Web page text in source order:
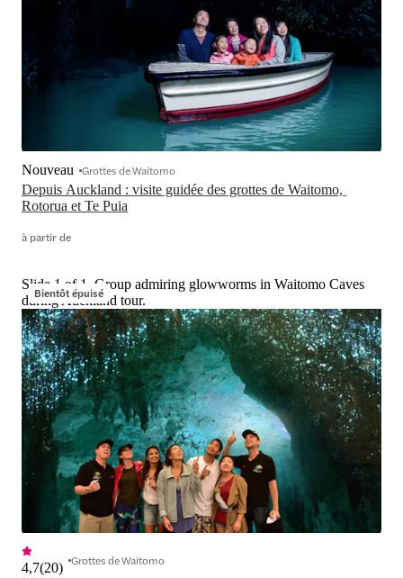
Depuis Auckland : visite guidée des grottes de Waitomo,
Rotorua et Te Puia
Nouveau Grottes de Waitomo
à partir de
Bientôt épuisé
Slide 1 of 1, Group admiring glowworms in Waitomo Caves
during Auckland tour.
4,7(20) Grottes de Waitomo